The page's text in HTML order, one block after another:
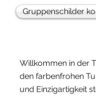
Gruppenschilder
Willkommen in der
den farbenfrohen
und Einzigartigkeit